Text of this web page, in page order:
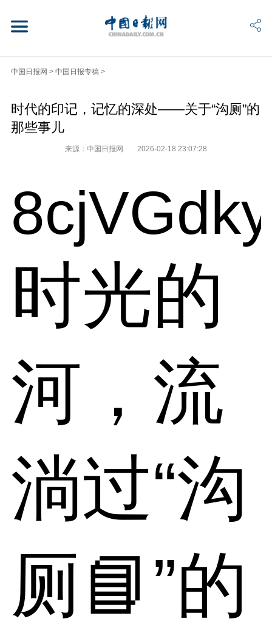
中国日报网 > 中国日报专稿 >
时代的印记，记忆的深处——关于“沟厕”的
那些事儿
来源：中国日报网 2026-02-18 23:07:28
时光的
河，流
淌过“沟
厕📘”的